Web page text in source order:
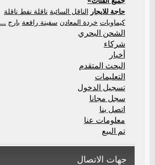
حاجة للايجار الناقل السائبة ناقلة نفط ناقلة
كيماويات خردة المعادن سفينة رافعة بارج ...
الشحن البحري
شركاء
أخبار
البحث المتقدم
التعليمات
تسجيل الدخول
سجل مجانا
اتصل بنا
معلومات عنا
تم البيع
جهات الاتصال